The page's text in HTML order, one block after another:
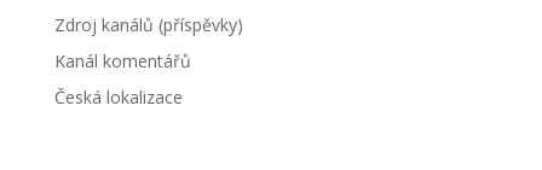
Zdroj kanálů (příspěvky)
Kanál komentářů
Česká lokalizace